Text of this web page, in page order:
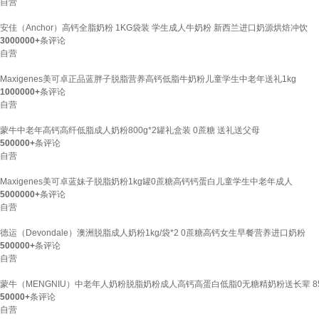
自营
安佳（Anchor）高钙全脂奶粉 1KG袋装 学生成人牛奶粉 新西兰进口奶源烘焙冲饮
3000000+条评论
自营
Maxigenes美可卓正品蓝胖子脱脂营养高钙低脂牛奶粉儿童学生中老年送礼1kg
1000000+条评论
自营
蒙牛中老年高钙高纤低脂成人奶粉800g*2罐礼盒装 0蔗糖 送礼送父母
500000+条评论
自营
Maxigenes美可卓蓝妹子脱脂奶粉1kg罐0蔗糖高钙钙蛋白儿童学生中老年成人
5000000+条评论
自营
德运（Devondale）澳洲脱脂成人奶粉1kg/袋*2 0蔗糖高钙女生早餐营养进口奶粉
500000+条评论
自营
蒙牛（MENGNIU）中老年人奶粉脱脂奶粉成人高钙高蛋白低脂0无糖精奶粉送长辈
50000+条评论
自营